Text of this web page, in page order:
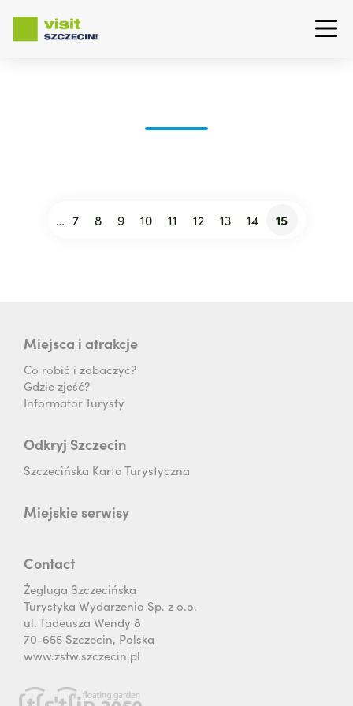
pagination
… Strona
7 Strona
8 Strona
9 Strona
10 Strona
11 Strona
12 Strona
13 Strona
14
Current
15
Miejsca i atrakcje
Co robić i zobaczyć?
Gdzie zjeść?
Informator Turysty
Odkryj Szczecin
Szczecińska Karta Turystyczna
Miejskie serwisy
Contact
Żegluga Szczecińska
Turystyka Wydarzenia Sp. z o.o.
ul. Tadeusza Wendy 8
70-655 Szczecin, Polska
www.zstw.szczecin.pl